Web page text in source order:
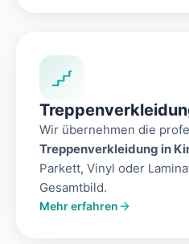
Wir übernehmen die
Treppenverkleidung in
Parkett, Vinyl oder
Gesamtbild.
Mehr erfahren